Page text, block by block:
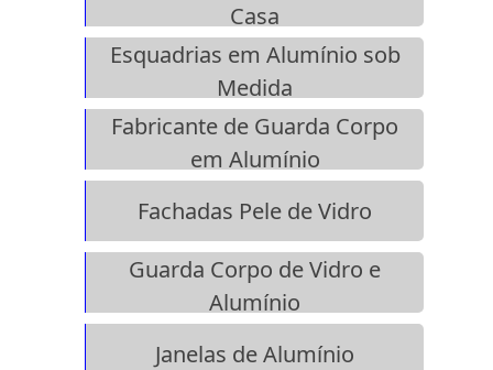
Casa
Esquadrias em Alumínio sob
Medida
Fabricante de Guarda Corpo
em Alumínio
Fachadas Pele de Vidro
Guarda Corpo de Vidro e
Alumínio
Janelas de Alumínio